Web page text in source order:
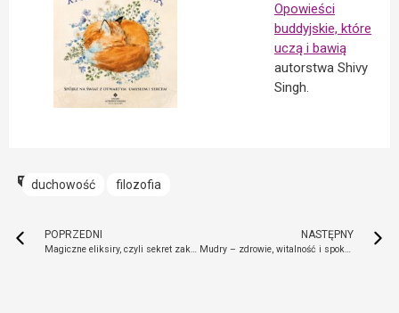
Opowieści
buddyjskie, które
uczą i bawią
autorstwa Shivy
Singh.
duchowość filozofia
POPRZEDNI
Magiczne eliksiry, czyli sekret zaklęć w słoikach
NASTĘPNY
Mudry – zdrowie, witalność i spokojny umysł w twoich rękach